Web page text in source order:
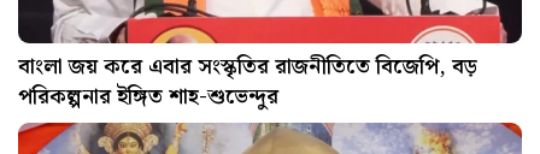
বাংলা জয় করে এবার সংস্কৃতির রাজনীতিতে বিজেপি, বড়
পরিকল্পনার ইঙ্গিত শাহ-শুভেন্দুর